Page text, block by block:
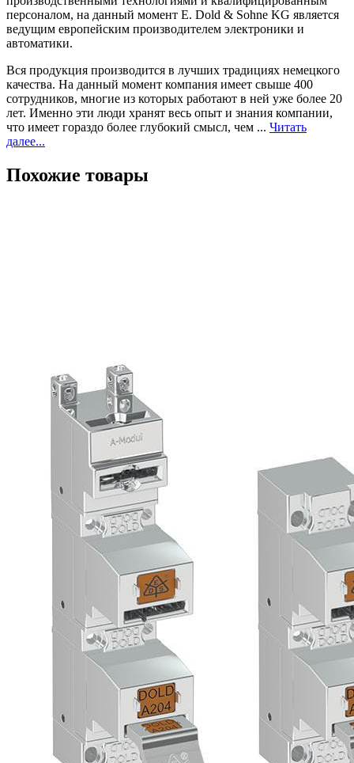
персоналом, на данный момент E. Dold & Sohne KG является
ведущим европейским производителем электроники и
автоматики.
Вся продукция производится в лучших традициях немецкого
качества. На данный момент компания имеет свыше 400
сотрудников, многие из которых работают в ней уже более 20
лет. Именно эти люди хранят весь опыт и знания компании,
что имеет гораздо более глубокий смысл, чем ... Читать
далее...
Похожие товары